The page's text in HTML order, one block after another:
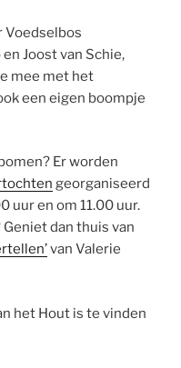
Voedselbos
Joost van Schie,
mee met het
een eigen boompje
Er worden
georganiseerd
uur en om 11.00 uur.
dan thuis van
van Valerie
het Hout is te vinden